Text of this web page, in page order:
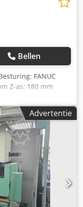
Bellen
FANUC
Z-as: 180 mm
V-as: 120 mm
verplaatsing (Y):
mm/min Snelle
(V): 450
kg Gewicht van
11 kVA Volgens
goede, gebruikte
afspraak onder
afgebeelde
alleen inbegrepen
informatie is
Advertentie